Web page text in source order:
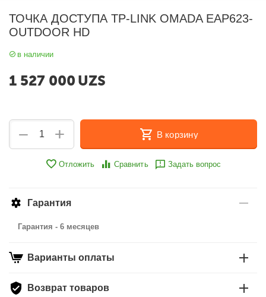
ТОЧКА ДОСТУПА TP-LINK OMADA EAP623-
OUTDOOR HD
в наличии
1 527 000 UZS
+
− В корзину
Отложить Сравнить Задать вопрос
Гарантия
Гарантия - 6 месяцев
Варианты оплаты
Возврат товаров